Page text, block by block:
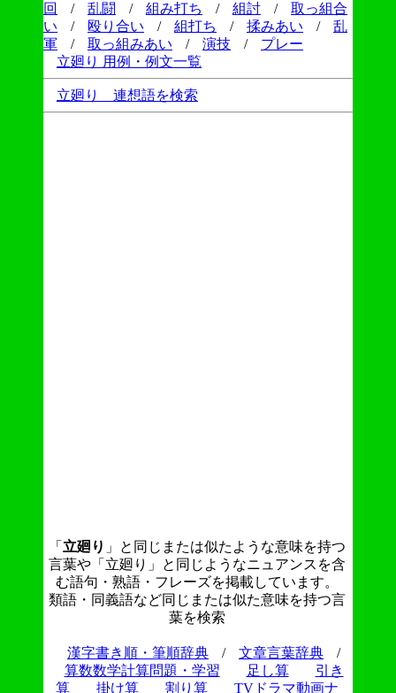
回
/ 乱闘 / 組み打ち / 組討 /
取っ組合
い
/ 殴り合い / 組打ち / 揉みあい /
乱
軍
/ 取っ組みあい / 演技 /
プレー
立廻り 用例・例文一覧
立廻り 連想語を検索
「 立廻り 」と同じまたは似たような意味を持つ
言葉や「立廻り」と同じようなニュアンスを含
む語句・熟語・フレーズを掲載しています。
類語・同義語など同じまたは似た意味を持つ言
葉を検索
漢字書き順・筆順辞典 / 文章言葉辞典
/
算数数学計算問題・学習
足し算
引き
算
掛け算 割り算 TVドラマ動画ナ